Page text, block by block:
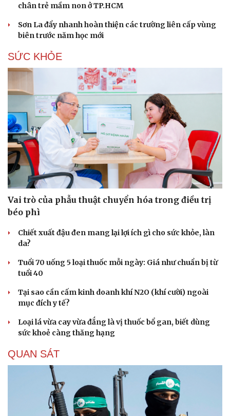
chân trẻ mầm non ở TP.HCM
Sơn La đẩy nhanh hoàn thiện các trường liên cấp vùng
biên trước năm học mới
SỨC KHỎE
Vai trò của phẫu thuật chuyển hóa trong điều trị
béo phì
Chiết xuất đậu đen mang lại lợi ích gì cho sức khỏe, làn
da?
Tuổi 70 uống 5 loại thuốc mỗi ngày: Giá như chuẩn bị từ
tuổi 40
Tại sao cần cấm kinh doanh khí N2O (khí cười) ngoài
mục đích y tế?
Loại lá vừa cay vừa đắng là vị thuốc bổ gan, biết dùng
sức khoẻ càng thăng hạng
QUAN SÁT